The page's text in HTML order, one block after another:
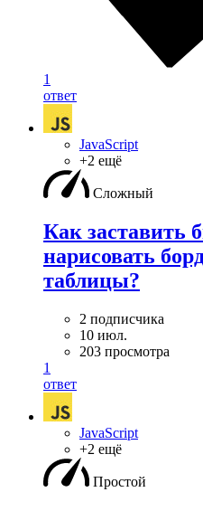
1
ответ
JavaScript
+2 ещё
Сложный
Как заставить
нарисовать
таблицы?
2 подписчика
10 июл.
203 просмотра
1
ответ
JavaScript
+2 ещё
Простой